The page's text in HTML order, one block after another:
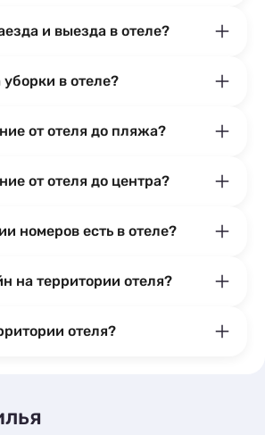
и выезда в отеле?
уборки в отеле?
от отеля до пляжа?
от отеля до центра?
номеров есть в отеле?
на территории отеля?
отеля?